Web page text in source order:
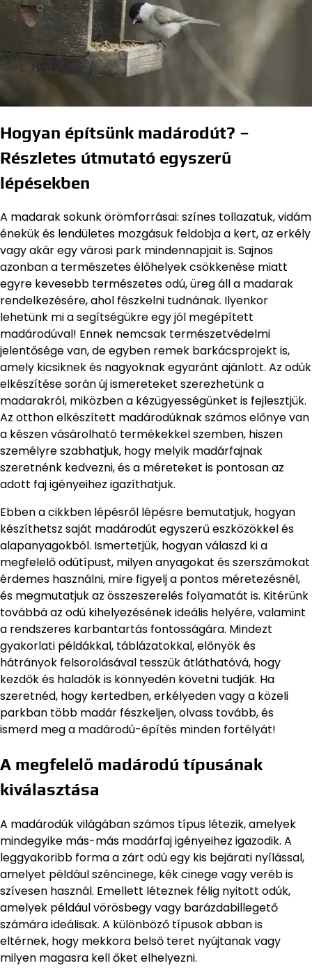
Hogyan építsünk madárodút? –
Részletes útmutató egyszerű
lépésekben
A madarak sokunk örömforrásai: színes tollazatuk, vidám
énekük és lendületes mozgásuk feldobja a kert, az erkély
vagy akár egy városi park mindennapjait is. Sajnos
azonban a természetes élőhelyek csökkenése miatt
egyre kevesebb természetes odú, üreg áll a madarak
rendelkezésére, ahol fészkelni tudnának. Ilyenkor
lehetünk mi a segítségükre egy jól megépített
madárodúval! Ennek nemcsak természetvédelmi
jelentősége van, de egyben remek barkácsprojekt is,
amely kicsiknek és nagyoknak egyaránt ajánlott. Az odúk
elkészítése során új ismereteket szerezhetünk a
madarakról, miközben a kézügyességünket is fejlesztjük.
Az otthon elkészített madárodúknak számos előnye van
a készen vásárolható termékekkel szemben, hiszen
személyre szabhatjuk, hogy melyik madárfajnak
szeretnénk kedvezni, és a méreteket is pontosan az
adott faj igényeihez igazíthatjuk.
Ebben a cikkben lépésről lépésre bemutatjuk, hogyan
készíthetsz saját madárodút egyszerű eszközökkel és
alapanyagokból. Ismertetjük, hogyan válaszd ki a
megfelelő odútípust, milyen anyagokat és szerszámokat
érdemes használni, mire figyelj a pontos méretezésnél,
és megmutatjuk az összeszerelés folyamatát is. Kitérünk
továbbá az odú kihelyezésének ideális helyére, valamint
a rendszeres karbantartás fontosságára. Mindezt
gyakorlati példákkal, táblázatokkal, előnyök és
hátrányok felsorolásával tesszük átláthatóvá, hogy
kezdők és haladók is könnyedén követni tudják. Ha
szeretnéd, hogy kertedben, erkélyeden vagy a közeli
parkban több madár fészkeljen, olvass tovább, és
ismerd meg a madárodú-építés minden fortélyát!
A megfelelő madárodú típusának
kiválasztása
A madárodúk világában számos típus létezik, amelyek
mindegyike más-más madárfaj igényeihez igazodik. A
leggyakoribb forma a zárt odú egy kis bejárati nyílással,
amelyet például széncinege, kék cinege vagy veréb is
szívesen használ. Emellett léteznek félig nyitott odúk,
amelyek például vörösbegy vagy barázdabillegető
számára ideálisak. A különböző típusok abban is
eltérnek, hogy mekkora belső teret nyújtanak vagy
milyen magasra kell őket elhelyezni.